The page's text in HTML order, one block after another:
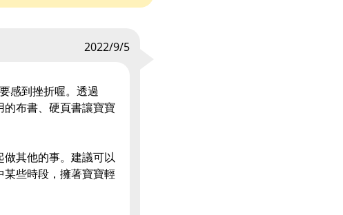
2022/9/5
感到挫折喔。透過
布書、硬頁書讓寶寶
其他的事。建議可以
些時段，擁著寶寶輕